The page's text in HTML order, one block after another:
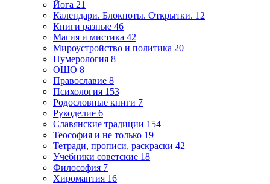
Йога 21
Календари. Блокноты. Открытки. 12
Книги разные 46
Магия и мистика 42
Мироустройство и политика 20
Нумерология 8
ОШО 8
Православие 8
Психология 153
Родословные книги 7
Рукоделие 6
Славянские традиции 154
Теософия и не только 19
Тетради, прописи, раскраски 42
Учебники советские 18
Философия 7
Хиромантия 16